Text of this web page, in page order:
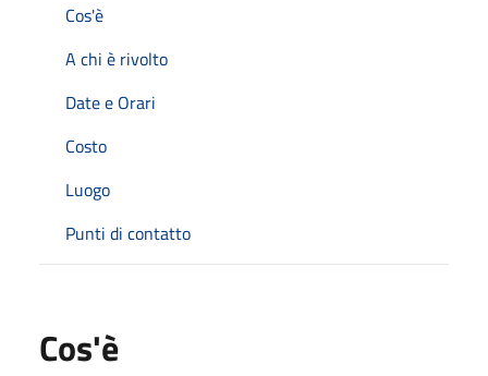
Cos'è
A chi è rivolto
Date e Orari
Costo
Luogo
Punti di contatto
Cos'è